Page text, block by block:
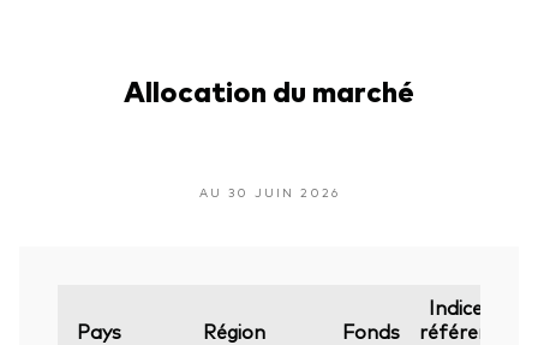
Allocation du marché
AU 30 JUIN 2026
Pays Région Fonds
Indice de
référence